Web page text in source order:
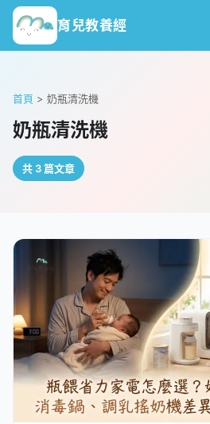
育兒教養經
首頁 > 奶瓶清洗機
奶瓶清洗機
共 3 篇文章